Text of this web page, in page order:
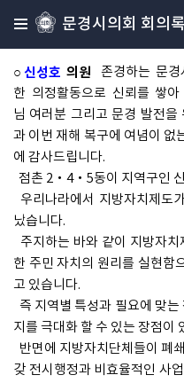
문경시의회 회의록
▶ 5분자유발언(신성호의원)
○의장황재용다음은 신성호
시기 바랍니다.
○ 신성호 의원 존경하는 문경
한 의정활동으로 신뢰를 쌓
님 여러분 그리고 문경 발전을
과 이번 재해 복구에 여념이 없
에 감사드립니다.
점촌 2‧4‧5동이 지역구인
우리나라에서 지방자치제도
났습니다.
주지하는 바와 같이 지방자
한 주민 자치의 원리를 실현함
고 있습니다.
즉 지역별 특성과 필요에 맞
지를 극대화 할 수 있는 장점이
반면에 지방자치단체들이 폐
갖 전시행정과 비효율적인 사